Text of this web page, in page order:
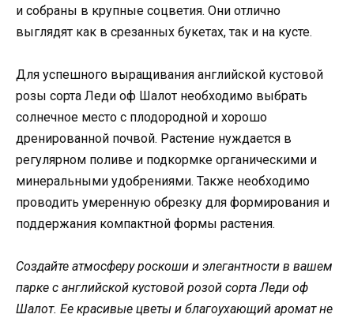
и собраны в крупные соцветия. Они отлично
выглядят как в срезанных букетах, так и на кусте.
Для успешного выращивания английской кустовой
розы сорта Леди оф Шалот необходимо выбрать
солнечное место с плодородной и хорошо
дренированной почвой. Растение нуждается в
регулярном поливе и подкормке органическими и
минеральными удобрениями. Также необходимо
проводить умеренную обрезку для формирования и
поддержания компактной формы растения.
Создайте атмосферу роскоши и элегантности в вашем
парке с английской кустовой розой сорта Леди оф
Шалот. Ее красивые цветы и благоухающий аромат не